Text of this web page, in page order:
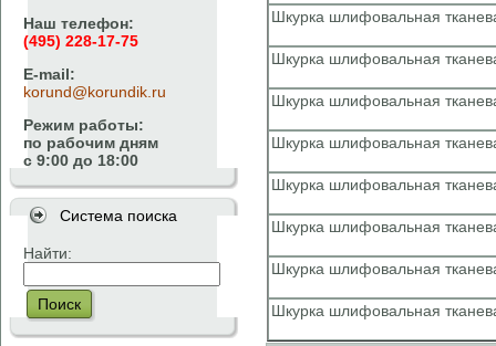
Наш телефон:
(495) 228-17-75
E-mail:
korund@korundik.ru
Режим работы:
по рабочим дням
с 9:00 до 18:00
Система поиска
Найти:
Поиск
Шкурка шлифовальная
Шкурка шлифовальная
Шкурка шлифовальная
Шкурка шлифовальная
Шкурка шлифовальная
Шкурка шлифовальная
Шкурка шлифовальная
Шкурка шлифовальная